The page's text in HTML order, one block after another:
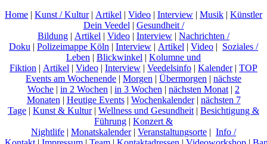
Home | Kunst / Kultur| Artikel | Video | Interview | Musik | Künstler
Dein Veedel | Gesundheit /
Bildung | Artikel | Video | Interview | Nachrichten /
Doku | Polizeimappe Köln | Interview | Artikel | Video | Soziales /
Leben | Blickwinkel | Kolumne und
Fiktion | Artikel | Video | Interview | Veedelsinfo | Kalender| TOP
Events am Wochenende | Morgen | Übermorgen | nächste
Woche | in 2 Wochen | in 3 Wochen | nächsten Monat | 2
Monaten | Heutige Events| Wochenkalender| nächsten 7
Tage | Kunst & Kultur| Wellness und Gesundheit | Besichtigung &
Führung | Konzert &
Nightlife | Monatskalender| Veranstaltungsorte | Info /